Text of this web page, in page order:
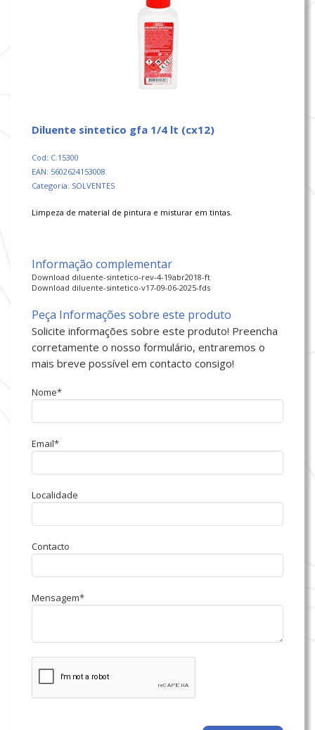
diluente sintetico gfa 1/4 lt (cx12)
Cod: C.15300
EAN: 5602624153008
Categoria: SOLVENTES
Limpeza de material de pintura e misturar em tintas.
Informação complementar
Download diluente-sintetico-rev-4-19abr2018-ft
Download diluente-sintetico-v17-09-06-2025-fds
Peça Informações sobre este produto
Solicite informações sobre este produto! Preencha
corretamente o nosso formulário, entraremos o
mais breve possível em contacto consigo!
Nome*
Email*
Localidade
Contacto
Mensagem*